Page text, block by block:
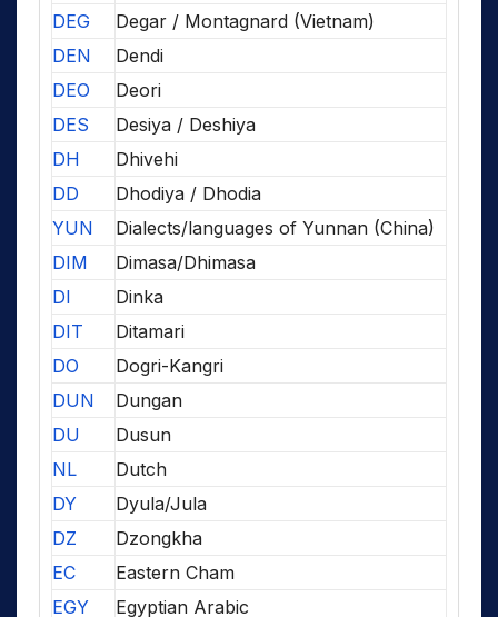
DEG
Degar / Montagnard (Vietnam)
DEN
Dendi
DEO
Deori
DES
Desiya / Deshiya
DH
Dhivehi
DD
Dhodiya / Dhodia
YUN
Dialects/languages of Yunnan (China)
DIM
Dimasa/Dhimasa
DI
Dinka
DIT
Ditamari
DO
Dogri-Kangri
DUN
Dungan
DU
Dusun
NL
Dutch
DY
Dyula/Jula
DZ
Dzongkha
EC
Eastern Cham
EGY
Egyptian Arabic